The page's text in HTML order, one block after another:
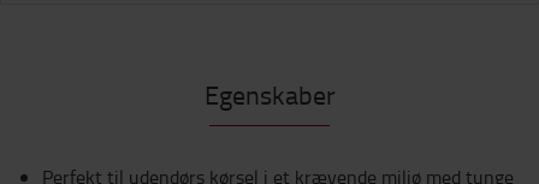
Egenskaber
Perfekt til udendørs kørsel i et krævende miljø med tunge